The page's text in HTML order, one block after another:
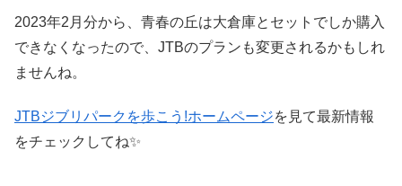
2023年2月分から、青春の丘は大倉庫とセットでしか購入
できなくなったので、JTBのプランも変更されるかもしれ
ませんね。
JTBジブリパークを歩こう!ホームページを見て最新情報
をチェックしてね✨